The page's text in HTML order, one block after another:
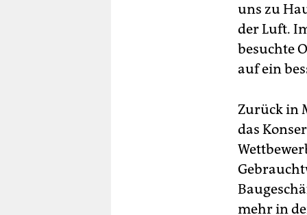
uns zu
der Luft.
besuchte
auf ein
Zurück in
das
mehr in